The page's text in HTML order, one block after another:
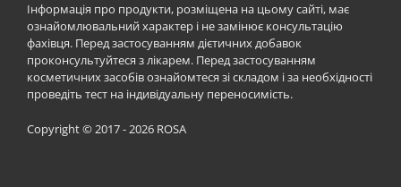
Інформація про продукти, розміщена на цьому сайті, має
ознайомлювальний характер і не замінює консультацію
фахівця. Перед застосуванням дієтичних добавок
проконсультуйтеся з лікарем. Перед застосуванням
косметичних засобів ознайомтеся зі складом і за необхідності
проведіть тест на індивідуальну переносимість.
Copyright © 2017 - 2026 ROSA